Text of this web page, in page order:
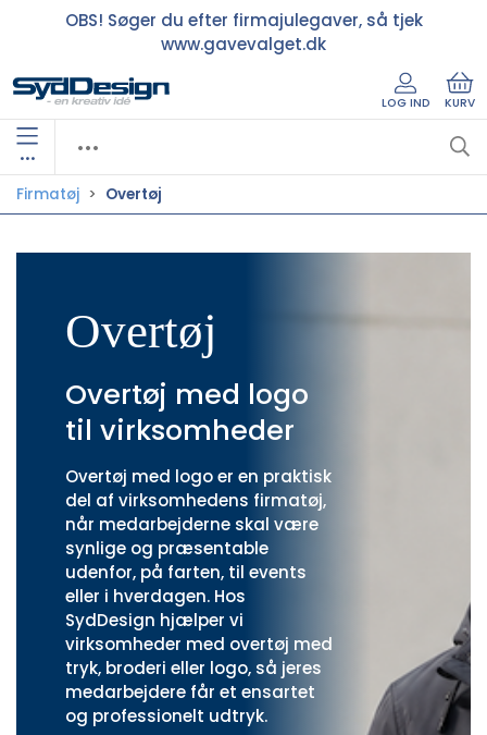
OBS! Søger du efter firmajulegaver, så tjek
www.gavevalget.dk
LOG IND KURV
•••
Firmatøj Overtøj
Overtøj
Overtøj med logo
til virksomheder
Overtøj med logo er en praktisk
del af virksomhedens firmatøj,
når medarbejderne skal være
synlige og præsentable
udenfor, på farten, til events
eller i hverdagen. Hos
SydDesign hjælper vi
virksomheder med overtøj med
tryk, broderi eller logo, så jeres
medarbejdere får et ensartet
og professionelt udtryk.